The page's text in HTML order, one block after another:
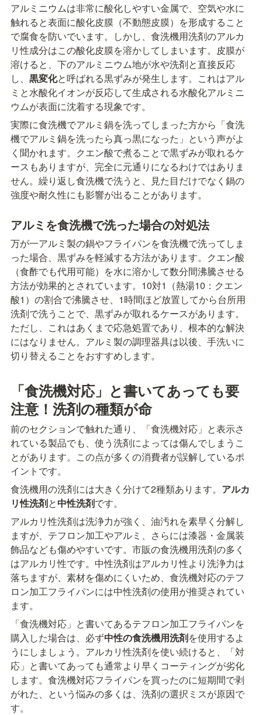
アルミニウムは非常に酸化しやすい金属で、空気や水に
触れると表面に酸化皮膜（不動態皮膜）を形成すること
で腐食を防いでいます。しかし、食洗機用洗剤のアルカ
リ性成分はこの酸化皮膜を溶かしてしまいます。皮膜が
溶けると、下のアルミニウム地が水や洗剤と直接反応
し、 黒変化と呼ばれる黒ずみが発生します。これはアル
ミと水酸化イオンが反応して生成される水酸化アルミニ
ウムが表面に沈着する現象です。
実際に食洗機でアルミ鍋を洗ってしまった方から「食洗
機でアルミ鍋を洗ったら真っ黒になった」という声がよ
く聞かれます。クエン酸で煮ることで黒ずみが取れるケ
ースもありますが、完全に元通りになるわけではありま
せん。繰り返し食洗機で洗うと、見た目だけでなく鍋の
強度や耐久性にも影響が出ることがあります。
アルミを食洗機で洗った場合の対処法
万が一アルミ製の鍋やフライパンを食洗機で洗ってしま
った場合、黒ずみを軽減する方法があります。クエン酸
（食酢でも代用可能）を水に溶かして数分間沸騰させる
方法が効果的とされています。10対1（熱湯10：クエン
酸1）の割合で沸騰させ、1時間ほど放置してから台所用
洗剤で洗うことで、黒ずみが取れるケースがあります。
ただし、これはあくまで応急処置であり、根本的な解決
にはなりません。アルミ製の調理器具は以後、手洗いに
切り替えることをおすすめします。
「食洗機対応」と書いてあっても要
注意！洗剤の種類が命
前のセクションで触れた通り、「食洗機対応」と表示さ
れている製品でも、使う洗剤によっては傷んでしまうこ
とがあります。この点が多くの消費者が誤解しているポ
イントです。
食洗機用の洗剤には大きく分けて2種類あります。 アルカ
リ性洗剤と中性洗剤です。
アルカリ性洗剤は洗浄力が強く、油汚れを素早く分解し
ますが、テフロン加工やアルミ、さらには漆器・金属装
飾品なども傷めやすいです。市販の食洗機用洗剤の多く
はアルカリ性です。中性洗剤はアルカリ性より洗浄力は
落ちますが、素材を傷めにくいため、食洗機対応のテフ
ロン加工フライパンには中性洗剤の使用が推奨されてい
ます。
「食洗機対応」と書いてあるテフロン加工フライパンを
購入した場合は、必ず中性の食洗機用洗剤を使用するよ
うにしましょう。アルカリ性洗剤を使い続けると、「対
応」と書いてあっても通常より早くコーティングが劣化
します。食洗機対応フライパンを買ったのに短期間で剥
がれた、という悩みの多くは、洗剤の選択ミスが原因で
す。